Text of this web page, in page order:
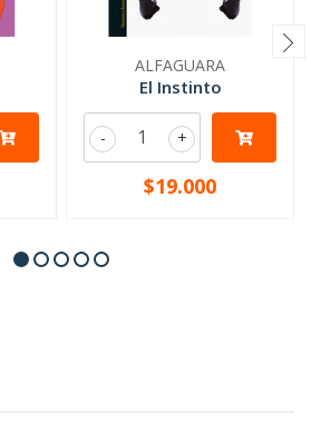
ALFAGUARA
El Instinto
+
-
$19.000